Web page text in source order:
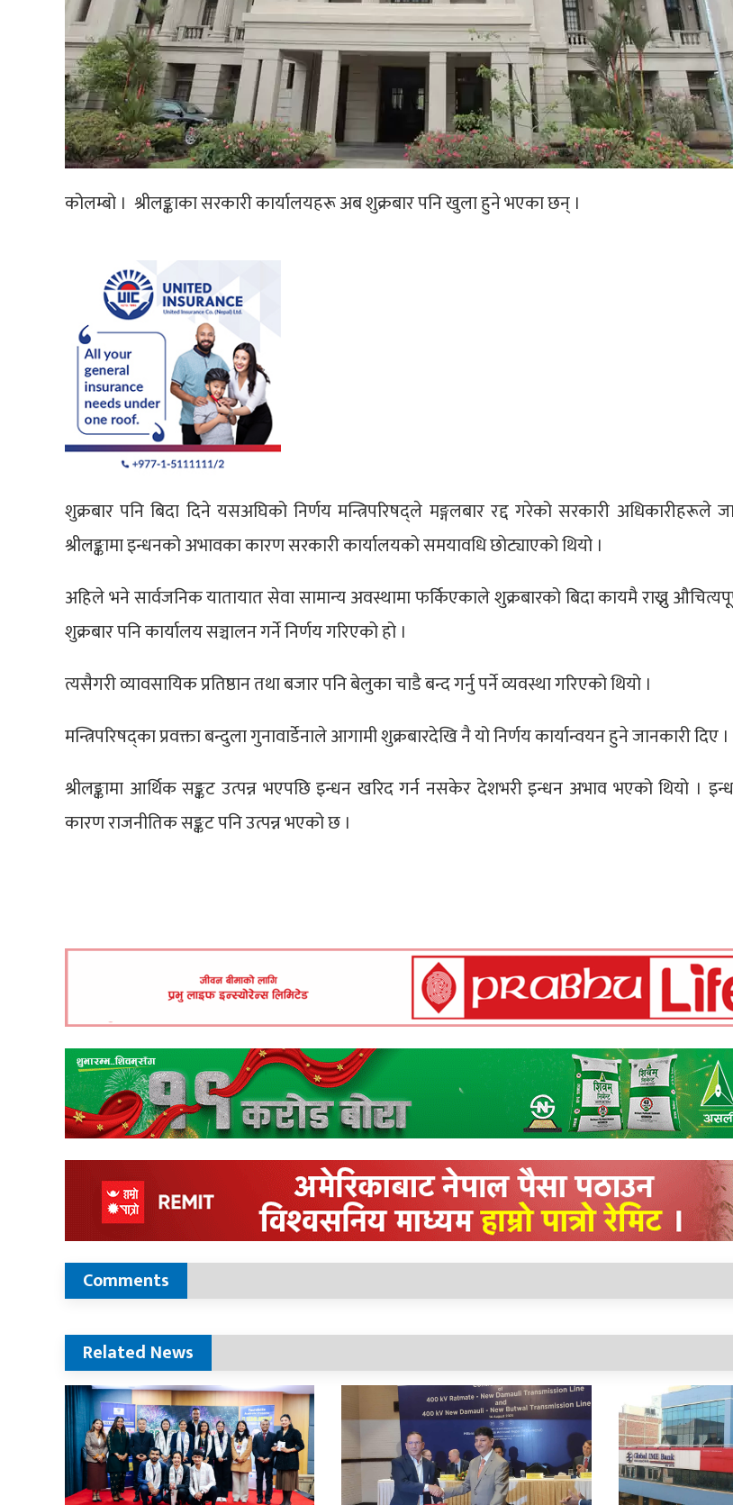
कोलम्बो । श्रीलङ्काका सरकारी कार्यालयहरू अब शुक्रबार पनि खुला हुने भएका छन् ।
शुक्रबार पनि बिदा दिने यसअघिको निर्णय मन्त्रिपरिषद्ले मङ्गलबार रद्द गरेको सरकारी अधिकारीहरूले
श्रीलङ्कामा इन्धनको अभावका कारण सरकारी कार्यालयको समयावधि छोट्याएको थियो ।
अहिले भने सार्वजनिक यातायात सेवा सामान्य अवस्थामा फर्किएकाले शुक्रबारको बिदा कायमै राख्नु
शुक्रबार पनि कार्यालय सञ्चालन गर्ने निर्णय गरिएको हो ।
त्यसैगरी व्यावसायिक प्रतिष्ठान तथा बजार पनि बेलुका चाडै बन्द गर्नु पर्ने व्यवस्था गरिएको थियो ।
मन्त्रिपरिषद्का प्रवक्ता बन्दुला गुनावार्डेनाले आगामी शुक्रबारदेखि नै यो निर्णय कार्यान्वयन हुने जानकारी दिए ।
श्रीलङ्कामा आर्थिक सङ्कट उत्पन्न भएपछि इन्धन खरिद गर्न नसकेर देशभरी इन्धन अभाव भएको थियो ।
कारण राजनीतिक सङ्कट पनि उत्पन्न भएको छ ।
Comments
Related News